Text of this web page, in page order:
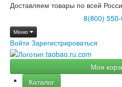
Доставляем товары по всей
8(800)
Меню
Войти Зарегистрироваться
Моя
Каталог